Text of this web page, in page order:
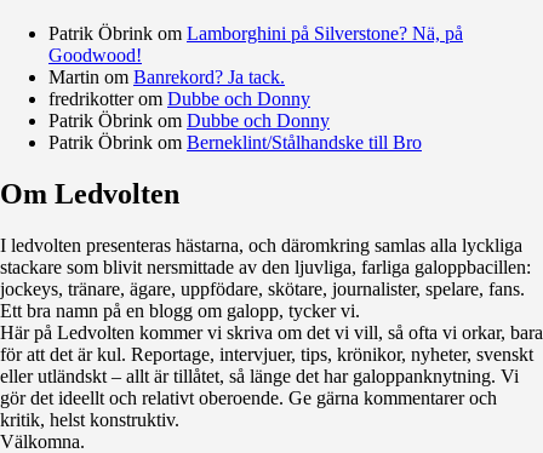
Patrik Öbrink om Lamborghini på Silverstone? Nä, på
Goodwood!
Martin om Banrekord? Ja tack.
fredrikotterom Dubbe och Donny
Patrik Öbrink om Dubbe och Donny
Patrik Öbrink om Berneklint/Stålhandske till Bro
Om Ledvolten
I ledvolten presenteras hästarna, och däromkring samlas alla lyckliga
stackare som blivit nersmittade av den ljuvliga, farliga galoppbacillen:
jockeys, tränare, ägare, uppfödare, skötare, journalister, spelare, fans.
Ett bra namn på en blogg om galopp, tycker vi.
Här på Ledvolten kommer vi skriva om det vi vill, så ofta vi orkar, bara
för att det är kul. Reportage, intervjuer, tips, krönikor, nyheter, svenskt
eller utländskt – allt är tillåtet, så länge det har galoppanknytning. Vi
gör det ideellt och relativt oberoende. Ge gärna kommentarer och
kritik, helst konstruktiv.
Välkomna.